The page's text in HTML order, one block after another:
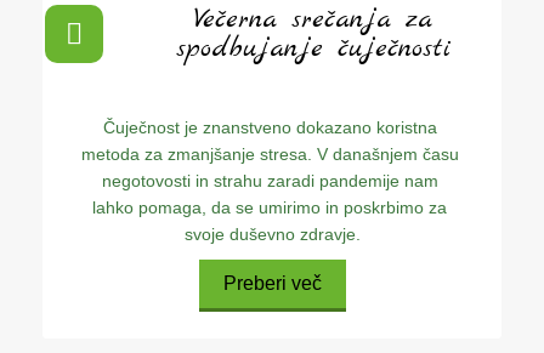
Večerna srečanja za
spodbujanje čuječnosti
Čuječnost je znanstveno dokazano koristna
metoda za zmanjšanje stresa. V današnjem času
negotovosti in strahu zaradi pandemije nam
lahko pomaga, da se umirimo in poskrbimo za
svoje duševno zdravje.
Preberi več